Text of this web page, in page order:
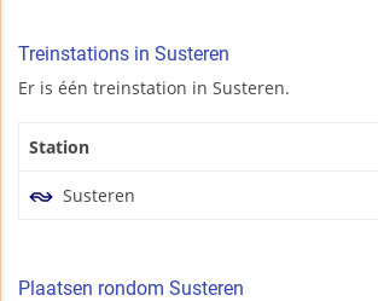
Treinstations in Susteren
Er is één treinstation in Susteren.
Station
Susteren
Plaatsen rondom Susteren